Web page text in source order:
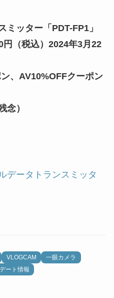
ミッター「PDT-FP1」
円（税込）2024年3月22
、AV10%OFFクーポン
念）
データトランスミッタ
VLOGCAM
一眼カメラ
ート情報